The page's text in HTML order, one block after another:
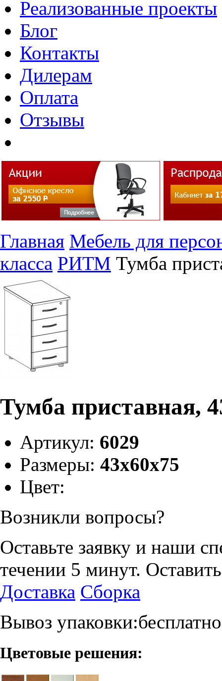
Реализованные проекты
Блог
Контакты
Дилерам
Оплата
Отзывы
Главная Мебель для
класса РИТМ Тумба
Тумба приставная,
Артикул: 6029
Размеры: 43х60х75
Цвет:
Возникли вопросы?
Оставьте заявку и наши
течении 5 минут.
Доставка Сборка
Вывоз упаковки:бесплатно
Цветовые решения: